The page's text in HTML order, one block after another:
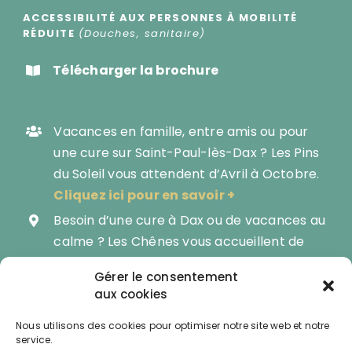
Gérer le consentement
aux cookies
Nous utilisons des cookies pour optimiser notre site web et notre
service.
ACCESSIBILITÉ AUX PERSONNES À MOBILITÉ
RÉDUITE (Douches, sanitaire)
Télécharger la brochure
Vacances en famille, entre amis ou pour
une cure sur Saint-Paul-lès-Dax ? Les Pins
du Soleil vous attendent d’Avril à Octobre.
Cliquez ici pour en savoir +
Besoin d’une cure à Dax ou de vacances au
calme ? Les Chênes vous accueillent de
Mars à Novembre.
Devenez propriétaire de votre mobil-
Les Pins du Soleil vous proposent du neuf ou